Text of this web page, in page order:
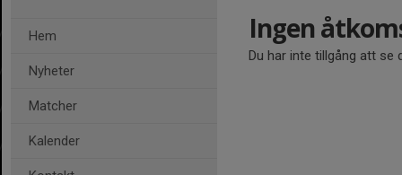
Hem
Nyheter
Matcher
Kalender
Ingen
Du har inte tillgång att se